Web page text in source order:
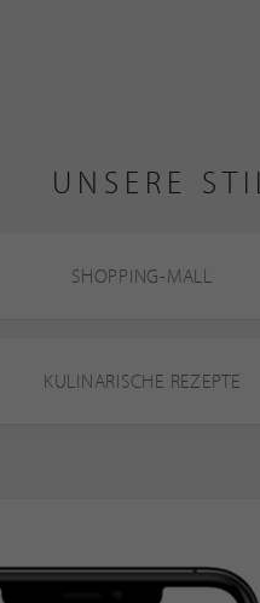
UNSERE
SHOPPING-MALL
KULINARISCHE REZEPTE